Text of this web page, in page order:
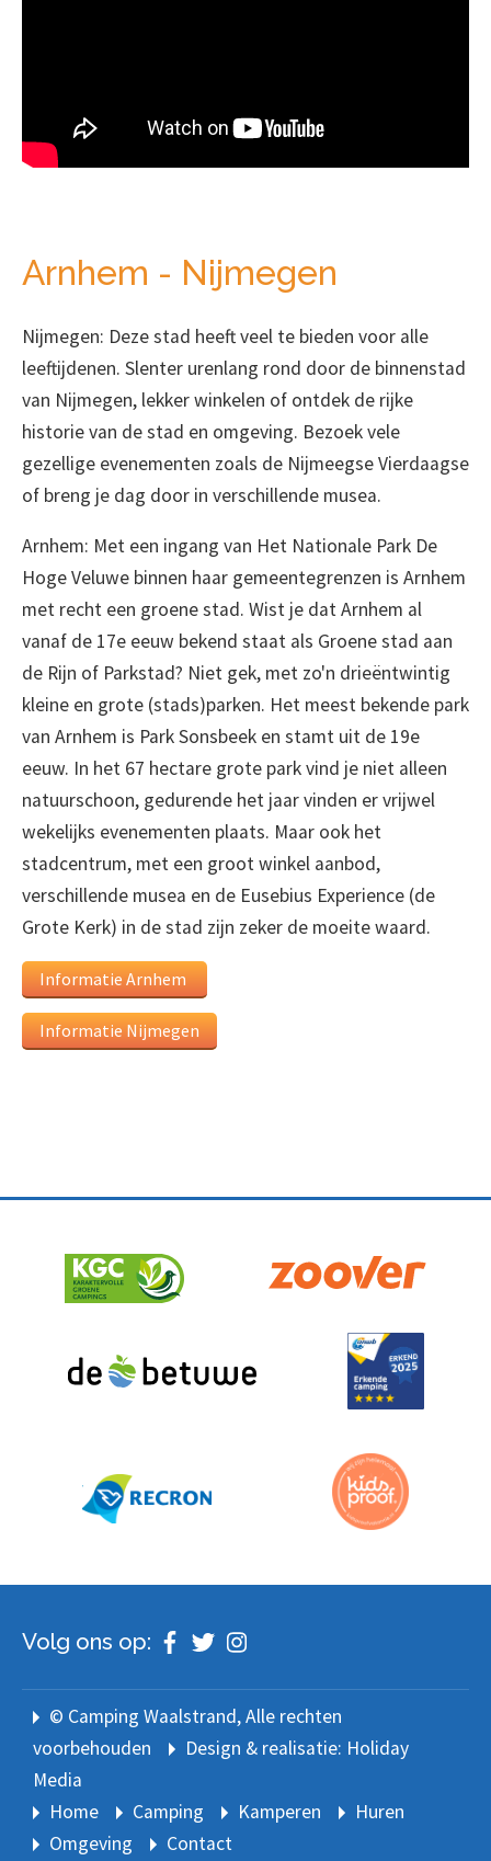
Arnhem - Nijmegen
Nijmegen: Deze stad heeft veel te bieden voor alle
leeftijdenen. Slenter urenlang rond door de binnenstad
van Nijmegen, lekker winkelen of ontdek de rijke
historie van de stad en omgeving. Bezoek vele
gezellige evenementen zoals de Nijmeegse Vierdaagse
of breng je dag door in verschillende musea.
Arnhem: Met een ingang van Het Nationale Park De
Hoge Veluwe binnen haar gemeentegrenzen is Arnhem
met recht een groene stad. Wist je dat Arnhem al
vanaf de 17e eeuw bekend staat als Groene stad aan
de Rijn of Parkstad? Niet gek, met zo'n drieëntwintig
kleine en grote (stads)parken. Het meest bekende park
van Arnhem is Park Sonsbeek en stamt uit de 19e
eeuw. In het 67 hectare grote park vind je niet alleen
natuurschoon, gedurende het jaar vinden er vrijwel
wekelijks evenementen plaats. Maar ook het
stadcentrum, met een groot winkel aanbod,
verschillende musea en de Eusebius Experience (de
Grote Kerk) in de stad zijn zeker de moeite waard.
Informatie Arnhem
Informatie Nijmegen
Volg ons op:
© Camping Waalstrand, Alle rechten
voorbehouden
Design & realisatie: Holiday
Media
Home
Camping Kamperen
Huren
Omgeving
Contact